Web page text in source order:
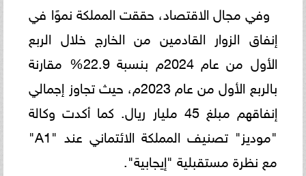
وفي مجال الاقتصاد، حققت المملكة نموًا في
إنفاق الزوار القادمين من الخارج خلال الربع
الأول من عام 2024م بنسبة 22.9% مقارنة
بالربع الأول من عام 2023م، حيث تجاوز إجمالي
إنفاقهم مبلغ 45 مليار ريال. كما أكدت وكالة
"موديز" تصنيف المملكة الائتماني عند "A1"
مع نظرة مستقبلية "إيجابية".